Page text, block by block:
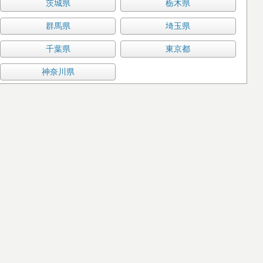
茨城県 栃木県
群馬県 埼玉県
千葉県 東京都
神奈川県